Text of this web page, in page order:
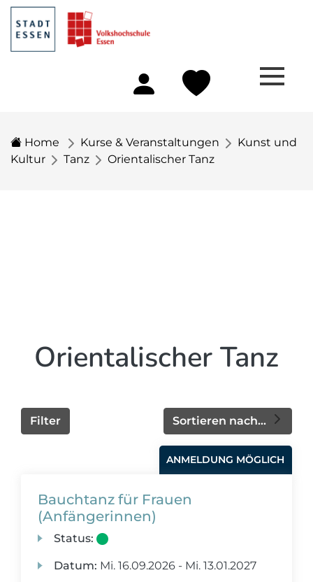
Home Kurse & Veranstaltungen
Kunst und
Kultur
Tanz Orientalischer Tanz
Orientalischer Tanz
Sortieren nach...
Filter
ANMELDUNG MÖGLICH
Bauchtanz für Frauen
(Anfängerinnen)
Status:
Datum: Mi. 16.09.2026 - Mi. 13.01.2027